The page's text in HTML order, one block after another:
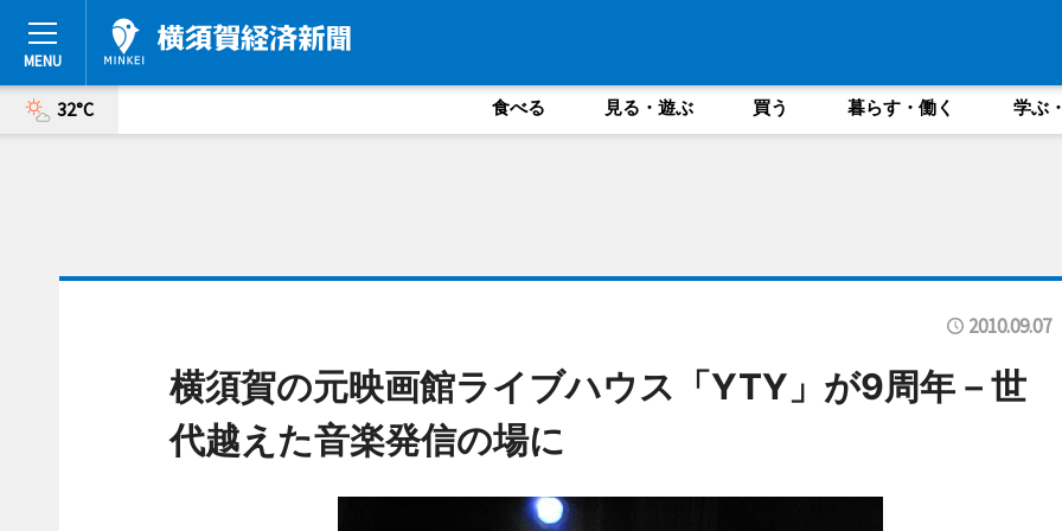
32°C 食べる 見る・遊ぶ 買う 暮らす・働く 学ぶ
2010.09.07
横須賀の元映画館ライブハウス「YTY」が9周年－世
代越えた音楽発信の場に